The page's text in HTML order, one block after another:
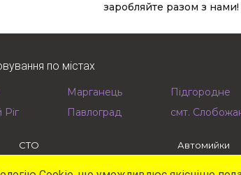
заробляйте разом з нами!
по містах
Марганець
Павлоград
Підгородне
смт.
СТО
Автомийки